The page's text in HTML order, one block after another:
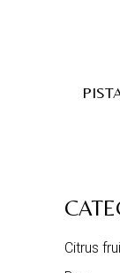
Citrus